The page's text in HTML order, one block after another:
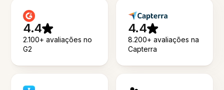
4.4
2.100+ avaliações no
G2
4.4
8.200+ avaliações na
Capterra